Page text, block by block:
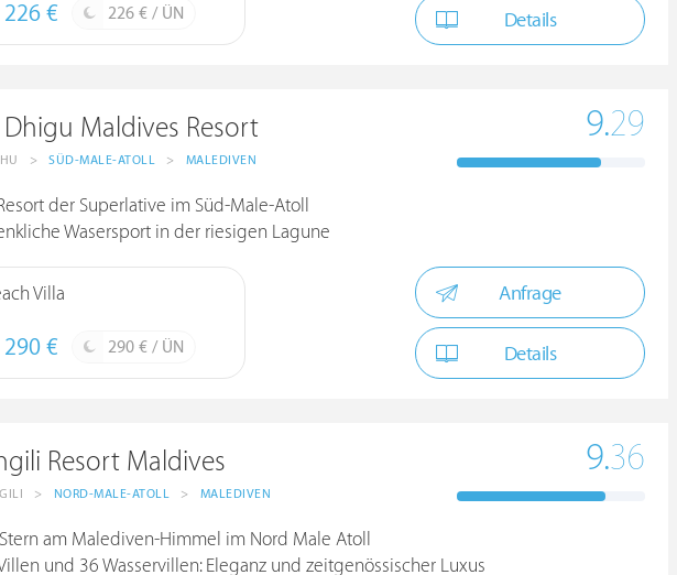
226 € 226 € / ÜN Details
Maldives Resort
> SÜD-MALE-ATOLL > MALEDIVEN
9.29
der Superlative im Süd-Male-Atoll
Wasersport in der riesigen Lagune
Villa
290 € 290 € / ÜN
Anfrage
Details
Resort Maldives
> NORD-MALE-ATOLL > MALEDIVEN
9.36
am Malediven-Himmel im Nord Male Atoll
und 36 Wasservillen: Eleganz und zeitgenössischer Luxus